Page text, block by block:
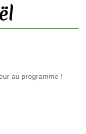
au programme !